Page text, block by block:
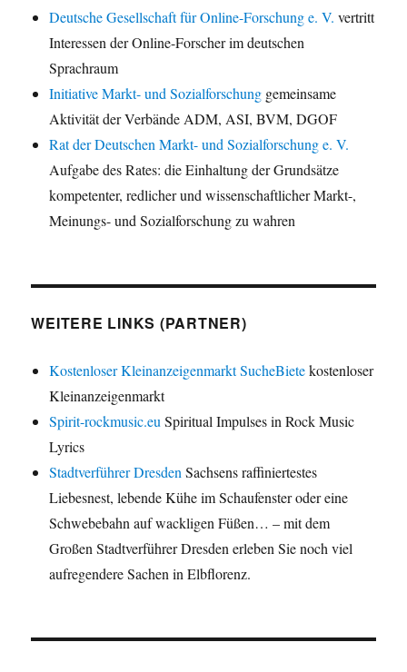
Deutsche Gesellschaft für Online-Forschung e. V. vertritt
Interessen der Online-Forscher im deutschen
Sprachraum
Initiative Markt- und Sozialforschung gemeinsame
Aktivität der Verbände ADM, ASI, BVM, DGOF
Rat der Deutschen Markt- und Sozialforschung e. V.
Aufgabe des Rates: die Einhaltung der Grundsätze
kompetenter, redlicher und wissenschaftlicher Markt-,
Meinungs- und Sozialforschung zu wahren
WEITERE LINKS (PARTNER)
Kostenloser Kleinanzeigenmarkt SucheBietekostenloser
Kleinanzeigenmarkt
Spirit-rockmusic.euSpiritual Impulses in Rock Music
Lyrics
Stadtverführer DresdenSachsens raffiniertestes
Liebesnest, lebende Kühe im Schaufenster oder eine
Schwebebahn auf wackligen Füßen… – mit dem
Großen Stadtverführer Dresden erleben Sie noch viel
aufregendere Sachen in Elbflorenz.